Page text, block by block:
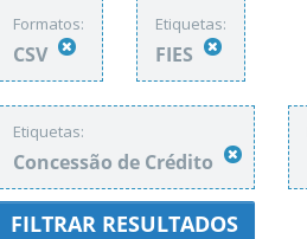
Formatos:
CSV
Etiquetas:
FIES
Etiquetas:
Concessão de Crédito
FILTRAR RESULTADOS